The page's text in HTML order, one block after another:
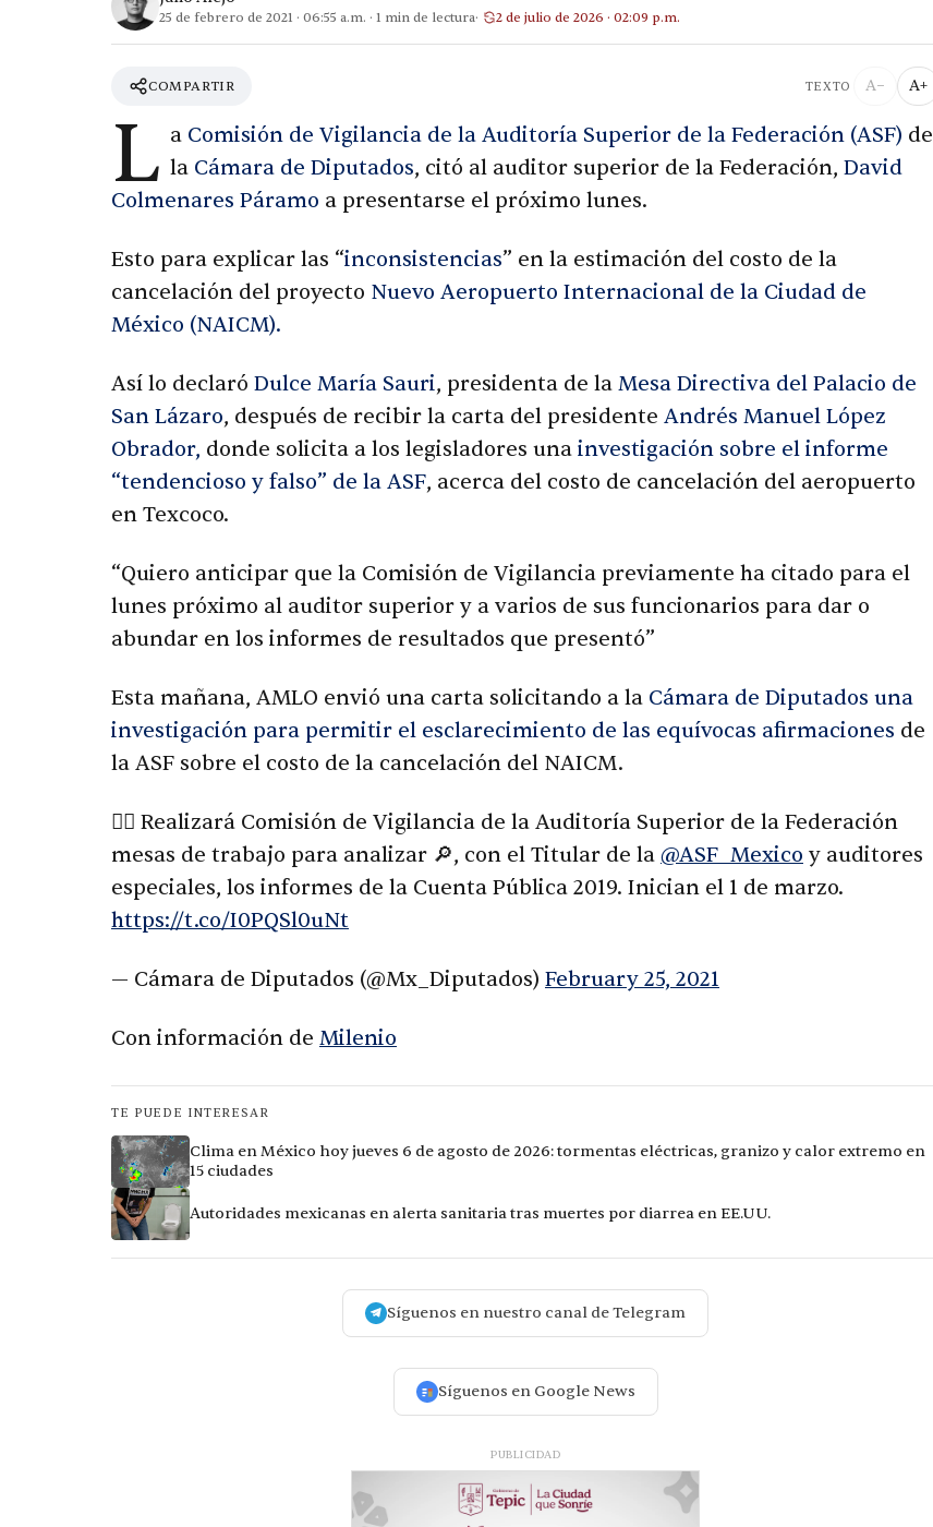
25 de febrero de 2021 · 06:55 a.m. · 1 min de lectura 2 de julio de 2026 · 02:09 p.m.
COMPARTIR TEXTO A− A+
L a Comisión de Vigilancia de la Auditoría Superior de la Federación (ASF) de
la Cámara de Diputados, citó al auditor superior de la Federación, David
Colmenares Páramo a presentarse el próximo lunes.
Esto para explicar las “inconsistencias” en la estimación del costo de la
cancelación del proyecto Nuevo Aeropuerto Internacional de la Ciudad de
México (NAICM).
Así lo declaró Dulce María Sauri, presidenta de la Mesa Directiva del Palacio de
San Lázaro, después de recibir la carta del presidente Andrés Manuel López
Obrador, donde solicita a los legisladores una investigación sobre el informe
“tendencioso y falso” de la ASF, acerca del costo de cancelación del aeropuerto
en Texcoco.
“Quiero anticipar que la Comisión de Vigilancia previamente ha citado para el
lunes próximo al auditor superior y a varios de sus funcionarios para dar o
abundar en los informes de resultados que presentó”
Esta mañana, AMLO envió una carta solicitando a la Cámara de Diputados una
investigación para permitir el esclarecimiento de las equívocas afirmaciones de
la ASF sobre el costo de la cancelación del NAICM.
👉🏻 Realizará Comisión de Vigilancia de la Auditoría Superior de la Federación
mesas de trabajo para analizar 🔎, con el Titular de la @ASF_Mexico y auditores
especiales, los informes de la Cuenta Pública 2019. Inician el 1 de marzo.
https://t.co/I0PQSl0uNt
— Cámara de Diputados (@Mx_Diputados) February 25, 2021
Con información de Milenio
TE PUEDE INTERESAR
Clima en México hoy jueves 6 de agosto de 2026: tormentas eléctricas, granizo y calor extremo en
15 ciudades
Autoridades mexicanas en alerta sanitaria tras muertes por diarrea en EE.UU.
Síguenos en nuestro canal de Telegram
Síguenos en Google News
PUBLICIDAD